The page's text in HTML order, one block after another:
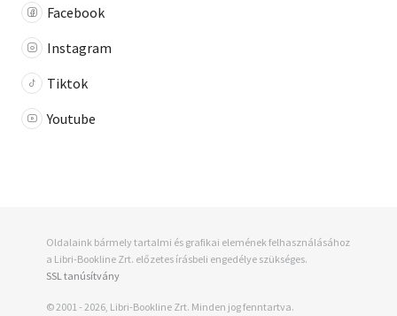
Facebook
Instagram
Tiktok
Youtube
Oldalaink bármely tartalmi és grafikai elemének felhasználásához
a Libri-Bookline Zrt. előzetes írásbeli engedélye szükséges.
SSL tanúsítvány
© 2001 - 2026, Libri-Bookline Zrt. Minden jog fenntartva.